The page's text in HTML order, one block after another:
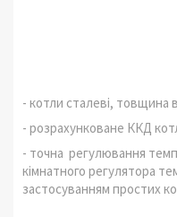
- котли сталеві, товщина
- розрахунковане ККД
- точна регулювання
кімнатного регулятора
застосуванням простих